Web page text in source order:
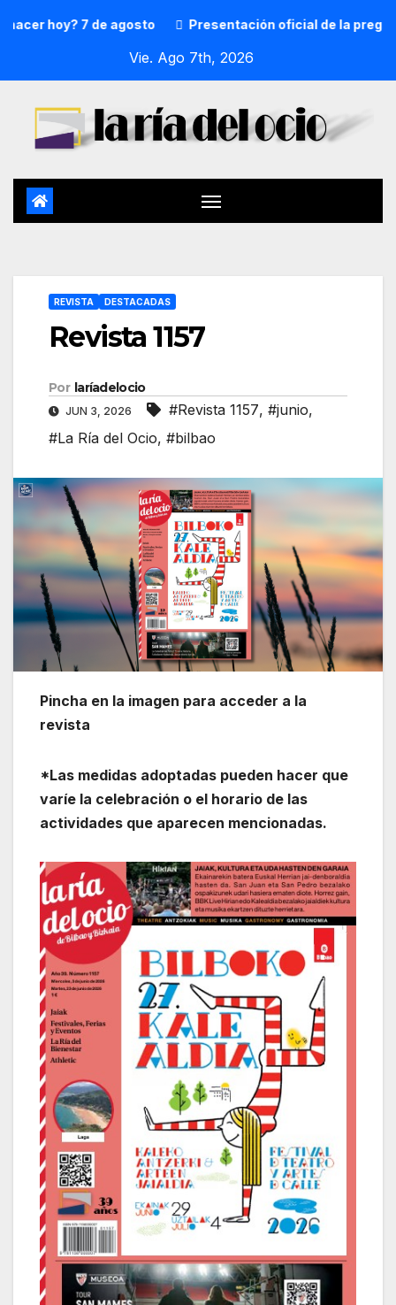
hoy? 7 de agosto Presentación oficial de la pregonera
Vie. Ago 7th, 2026
REVISTA DESTACADAS
Revista 1157
Por laríadelocio
JUN 3, 2026 #Revista 1157, #junio,
#La Ría del Ocio, #bilbao
Pincha en la imagen para acceder a la
revista
*Las medidas adoptadas pueden hacer que
varíe la celebración o el horario de las
actividades que aparecen mencionadas.